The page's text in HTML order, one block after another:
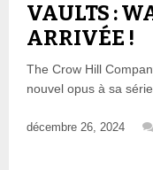
VAULTS :
ARRIVÉE !
The Crow Hill
nouvel opus à sa
décembre 26, 2024